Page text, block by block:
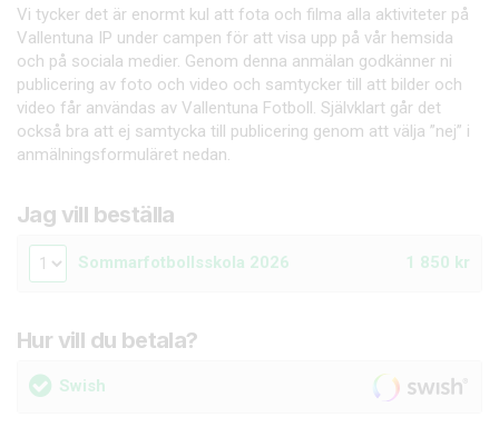
Vi tycker det är enormt kul att fota och filma alla aktiviteter på
Vallentuna IP under campen för att visa upp på vår hemsida
och på sociala medier. Genom denna anmälan godkänner ni
publicering av foto och video och samtycker till att bilder och
video får användas av Vallentuna Fotboll. Självklart går det
också bra att ej samtycka till publicering genom att välja ”nej” i
anmälningsformuläret nedan.
Jag vill beställa
Sommarfotbollsskola 2026 1 850 kr
Hur vill du betala?
Swish